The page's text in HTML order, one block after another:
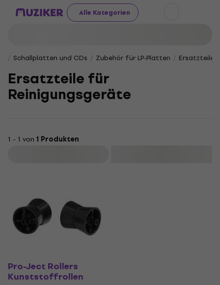
Alle Kategorien
Schallplatten und CDs Zubehör für LP-Platten Ersatzteile
Ersatzteile für
Reinigungsgeräte
1 - 1 von 1 Produkten
Pro-Ject Rollers
Kunststoffrollen